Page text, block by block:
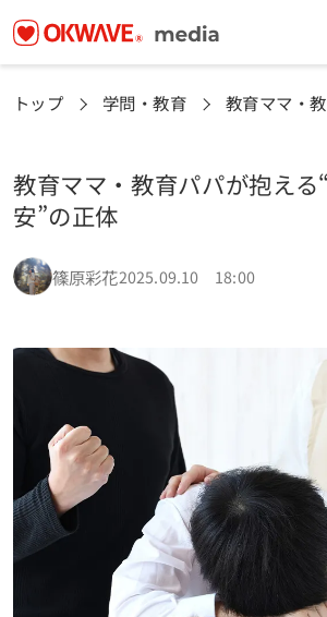
トップ 学問・教育 教育ママ・
教育ママ・教育パパが抱える
安”の正体
篠原彩花2025.09.10 18:00